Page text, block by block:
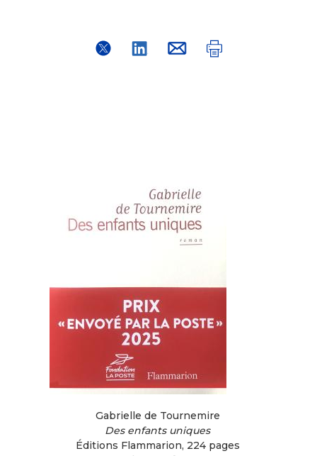
Gabrielle de Tournemire
Des enfants uniques
Éditions Flammarion, 224 pages